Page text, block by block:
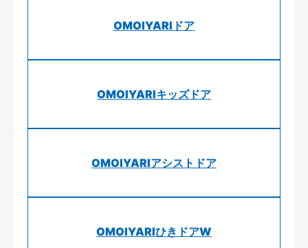
OMOIYARIドア
OMOIYARIキッズドア
OMOIYARIアシストドア
OMOIYARIひきドアW